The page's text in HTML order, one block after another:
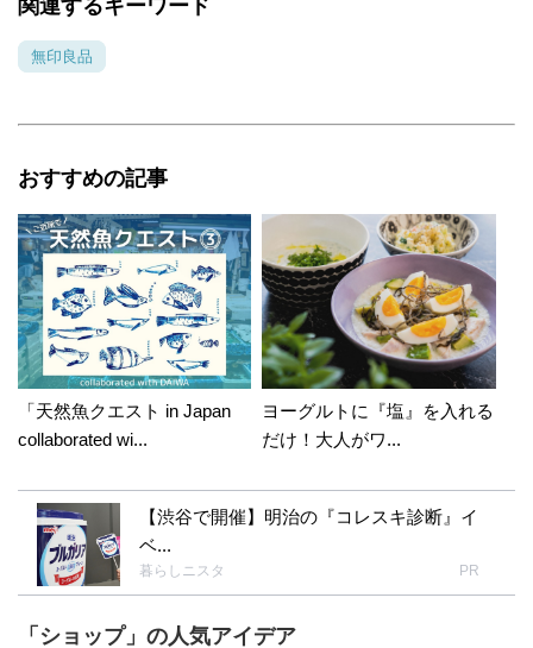
関連するキーワード
無印良品
おすすめの記事
「天然魚クエスト in Japan
collaborated wi...
ヨーグルトに『塩』を入れる
だけ！大人がワ...
【渋谷で開催】明治の『コレスキ診断』イ
ベ...
暮らしニスタ PR
「ショップ」の人気アイデア